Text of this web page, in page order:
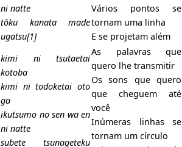
ni natte
tōku kanata made
ugatsu[1]
Vários pontos se
tornam uma linha
E se projetam além
kimi ni tsutaetai
kotoba
kimi ni todoketai oto
ga
ikutsumo no sen wa en
ni natte
subete tsunageteku
As palavras que
quero lhe transmitir
Os sons que quero
que cheguem até
você
Inúmeras linhas se
tornam um círculo